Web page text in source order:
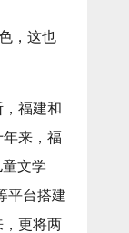
，这也
福建和
年来，福
文学
平台搭建
，更将两